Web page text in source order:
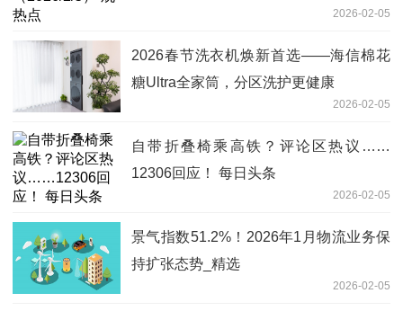
2026-02-05
2026春节洗衣机焕新首选——海信棉花
糖Ultra全家筒，分区洗护更健康
2026-02-05
自带折叠椅乘高铁？评论区热议……
12306回应！ 每日头条
2026-02-05
景气指数51.2%！2026年1月物流业务保
持扩张态势_精选
2026-02-05